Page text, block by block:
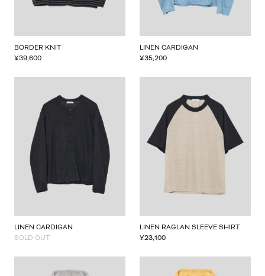
BORDER KNIT
¥39,600
LINEN CARDIGAN
¥35,200
LINEN CARDIGAN
SOLD OUT
LINEN RAGLAN SLEEVE SHIRT
¥23,100